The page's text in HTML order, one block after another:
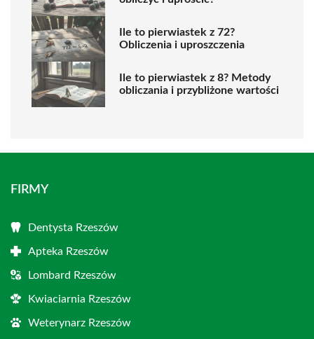
Ile to pierwiastek z 72?
Obliczenia i uproszczenia
Ile to pierwiastek z 8? Metody
obliczania i przybliżone wartości
FIRMY
Dentysta Rzeszów
Apteka Rzeszów
Lombard Rzeszów
Kwiaciarnia Rzeszów
Weterynarz Rzeszów